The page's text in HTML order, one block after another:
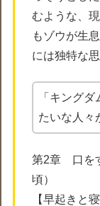
むような、
もゾウが生
には独特な
「キング
たいな人々
第2章 口を
頃）
【早起きと